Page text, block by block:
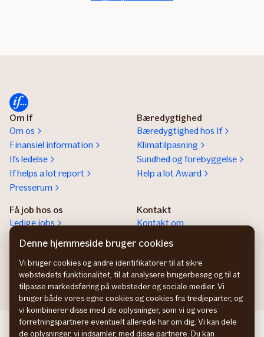
Om If
Om os
Finansiel information
Ifs ledelse
If helps a lot report
Presserum
Bæredygtighed
Bæredygtighed hos If
Klimatilpasning
Sundhed og forebyggelse
Help a lot Award
Få job hos os
Ledige jobs
Karriere
Kontakt
Kontakt om
privatforsikringer
erhvervsforsikringer
If Skadeforsikring NO
Denne hjemmeside bruger cookies
Vi bruger cookies og andre identifikatorer til at sikre
webstedets funktionalitet, til at analysere brugerbesøg og til at
tilpasse markedsføring på websteder og sociale medier. Vi
bruger både vores egne cookies og cookies fra tredjeparter, og
vi kombinerer disse med de oplysninger, som vi og vores
forretningspartnere eventuelt allerede har om dig. Vi kan dele
de oplysninger, vi indsamler, med disse partnere. Du kan